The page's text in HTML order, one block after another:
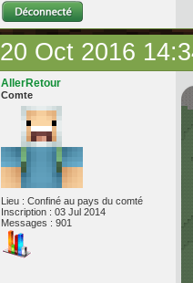
20 Oct 2016
AllerRetour
Comte
Lieu : Confiné au pays du comté
Inscription : 03 Jul 2014
Messages : 901